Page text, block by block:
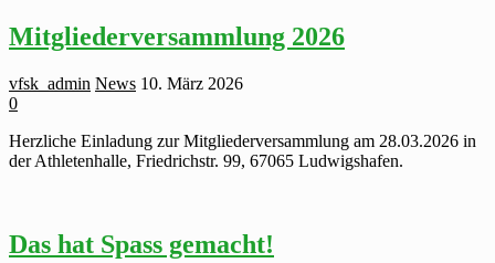
Leidenschaft
Mitgliederversammlung 2026
vfsk_admin News 10. März 2026
0
Herzliche Einladung zur Mitgliederversammlung am 28.03.2026 in
der Athletenhalle, Friedrichstr. 99, 67065 Ludwigshafen.
Das hat Spass gemacht!